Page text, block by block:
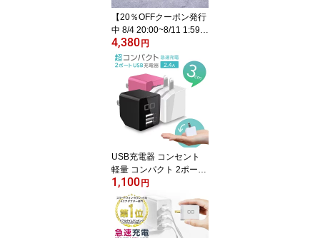
pe-C タイプC 高出力 大
容量
【20％OFFクーポン発行
中 8/4 20:00~8/11 1:59】
CIO NovaPort DUO2 45
W USB-C 2ポート PD 急
速充電器 [世界最小級 No
vaIntelligence NovaEngi
ne搭載] ACアダプター ty
pe-c iPhone 15 Android
Galaxy Macbook iPad向
け ノートPC 充電器 2ポ
ート 充電器 2口 急速充電
器 cio
4,380 円
USB充電器 コンセント
軽量 コンパクト 2ポート
同時充電 急速充電器 AC
アダプター 2.4A iphone i
pad Xperia galaxy 携帯
電話充電器 タブレット
同時充電 SmartIC スマホ
1,100 円